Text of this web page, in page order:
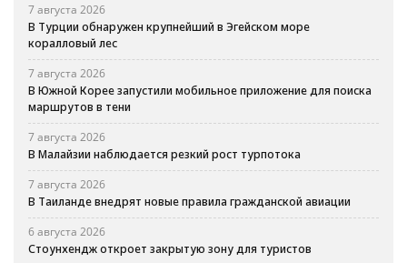
7 августа 2026
В Турции обнаружен крупнейший в Эгейском море
коралловый лес
7 августа 2026
В Южной Корее запустили мобильное приложение для поиска
маршрутов в тени
7 августа 2026
В Малайзии наблюдается резкий рост турпотока
7 августа 2026
В Таиланде внедрят новые правила гражданской авиации
6 августа 2026
Стоунхендж откроет закрытую зону для туристов